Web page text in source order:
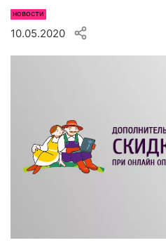
новости
10.05.2020